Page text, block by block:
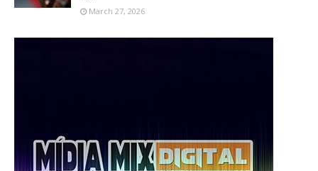
March 27, 2026